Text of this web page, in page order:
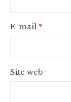
E-mail *
Site web